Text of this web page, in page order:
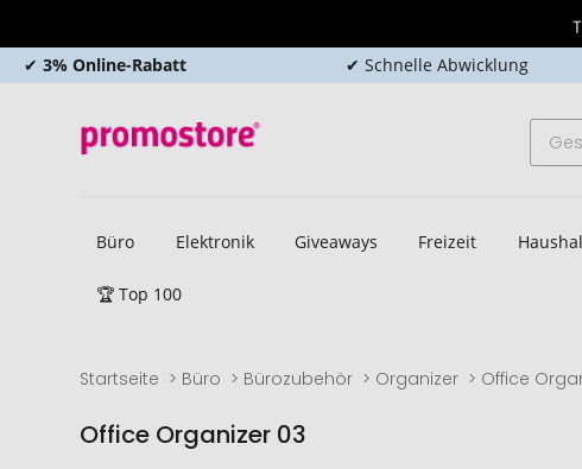
✔ 3% Online-Rabatt ✔ Schnelle Abwicklung
Büro Elektronik Giveaways Freizeit
🏆 Top 100
Startseite Büro Bürozubehör Organizer Office
Office Organizer 03